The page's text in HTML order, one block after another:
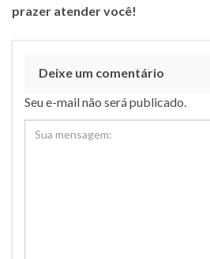
prazer atender você!
Deixe um comentário
Seu e-mail não será publicado.